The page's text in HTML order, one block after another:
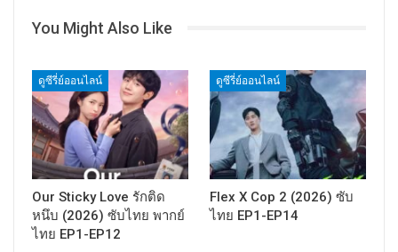
You Might Also Like
ดูซีรี่ย์ออนไลน์
Our Sticky Love รักติด
หนึบ (2026) ซับไทย พากย์
ไทย EP1-EP12
ดูซีรี่ย์ออนไลน์
Flex X Cop 2 (2026) ซับ
ไทย EP1-EP14